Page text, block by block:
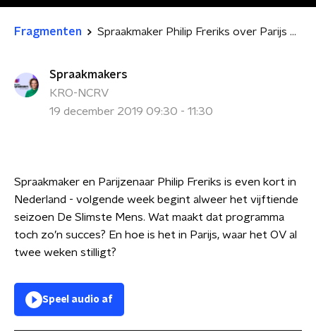
Fragmenten Spraakmaker Philip Freriks over Parijs en De Slimste Mens
Spraakmakers
KRO-NCRV
19 december 2019 09:30 - 11:30
Spraakmaker en Parijzenaar Philip Freriks is even kort in
Nederland - volgende week begint alweer het vijftiende
seizoen De Slimste Mens. Wat maakt dat programma
toch zo’n succes? En hoe is het in Parijs, waar het OV al
twee weken stilligt?
Speel audio af